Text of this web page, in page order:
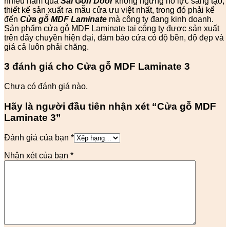
thiết kế sản xuất ra mẫu cửa ưu việt nhất, trong đó phải kể
đến Cửa gỗ MDF Laminate mà công ty đang kinh doanh.
Sản phẩm cửa gỗ MDF Laminate tại công ty được sản xuất
trên dây chuyền hiện đại, đảm bảo cửa có độ bền, độ đẹp và
giá cả luôn phải chăng.
3 đánh giá cho Cửa gỗ MDF Laminate 3
Chưa có đánh giá nào.
Hãy là người đầu tiên nhận xét “Cửa gỗ MDF
Laminate 3”
Đánh giá của bạn *
Nhận xét của bạn *